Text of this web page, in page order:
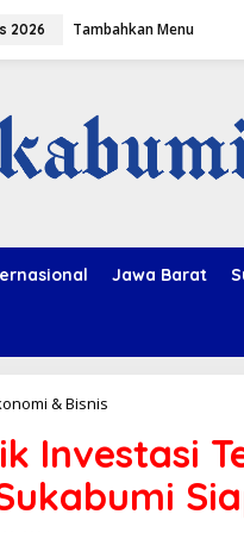
2026 Tambahkan Menu
Jawa Barat
& Bisnis
r
t
a
r
Investasi